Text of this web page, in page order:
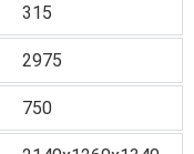
315
2975
750